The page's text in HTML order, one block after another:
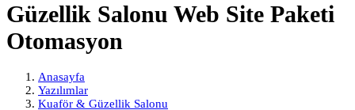
Güzellik Salonu Web Site Paketi
Otomasyon
Anasayfa
Yazılımlar
Kuaför & Güzellik Salonu